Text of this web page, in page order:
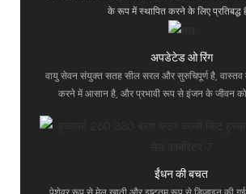
के रूप में स्थापित करने के लिए प्रतिबद्ध
अपडेटेड ओ रिंग
वायु सेवन संयुक्त सतह सील सरल और सुरुचिपूर्ण है, वास्तव
करने में आसान है, और प्रभावी रूप से इंजन के जीवन को
ईंधन की बचत